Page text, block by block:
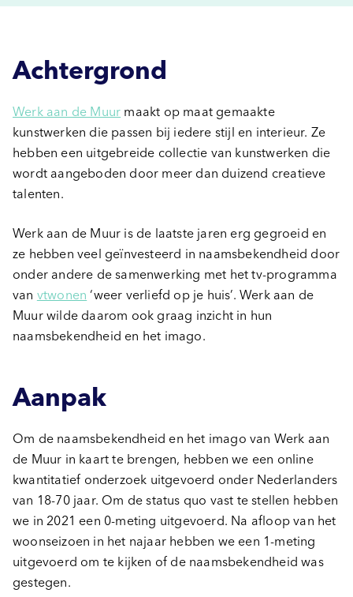
Achtergrond
Werk aan de Muur maakt op maat gemaakte
kunstwerken die passen bij iedere stijl en interieur. Ze
hebben een uitgebreide collectie van kunstwerken die
wordt aangeboden door meer dan duizend creatieve
talenten.
Werk aan de Muur is de laatste jaren erg gegroeid en
ze hebben veel geïnvesteerd in naamsbekendheid door
onder andere de samenwerking met het tv-programma
van vtwonen ‘weer verliefd op je huis’. Werk aan de
Muur wilde daarom ook graag inzicht in hun
naamsbekendheid en het imago.
Aanpak
Om de naamsbekendheid en het imago van Werk aan
de Muur in kaart te brengen, hebben we een online
kwantitatief onderzoek uitgevoerd onder Nederlanders
van 18-70 jaar. Om de status quo vast te stellen hebben
we in 2021 een 0-meting uitgevoerd. Na afloop van het
woonseizoen in het najaar hebben we een 1-meting
uitgevoerd om te kijken of de naamsbekendheid was
gestegen.